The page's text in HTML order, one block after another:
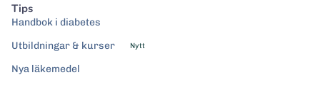
Tips
Handbok i diabetes
Utbildningar & kurser
Nytt
Nya läkemedel